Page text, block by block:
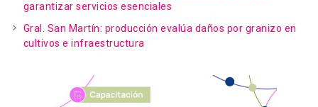
garantizar servicios esenciales
Gral. San Martín: producción evalúa daños por granizo en
cultivos e infraestructura